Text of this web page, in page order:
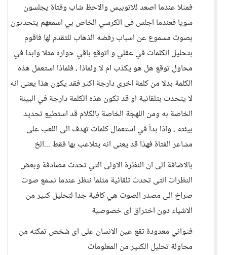
فمثلا عندما اصعد للاتوبيس والاحظ شاب وفتاة يجلسون
سويا فعندما اجلس فى الكرسي الخاص بي اسمعهم يتحدثون
بصوت مسموع عن اسباب رفضه الذهاب للتقدم لها فاقوم
بتحليل الكلمات في عقلي و اتوقع باقي حواره مثلا وابدا في
محاول توقع هل هو يكذب ام لا ولماذا ، فلماذا استعمل هذه
الكلمة بدلا من كلمة اخرى دارجة اكثر فقد يكون هذا يعنى انه
لا يتحدث بتلقائية او قد تكون هذه الكلمة دارجة في البيئة
الخاصة به ومن اللهجة الخاصة بالكلام قد استطيع تحديد
بيئته ، واذا بدأ في استعمال كلمات تهدف الى اللعب على
مشاعر الفتاة فهذا قد يعنى انه يتلاعب بها فقط ...الخ
بالاضافة الى ان النظرة الاولى التي تحدث مصادفة وبعض
النظرات التى تحدث تلقائية مثلما ننظر عندما نسمع صوت
صراخ الى مصدر الصوت هي كافية جدا لتحليل كثير من
الاشياء دون اختراق اى خصوصية
فثواني معدودة تقع عين الانسان على اى شخص تمكنه من
محاولة تحليل الكثير من المعلومات